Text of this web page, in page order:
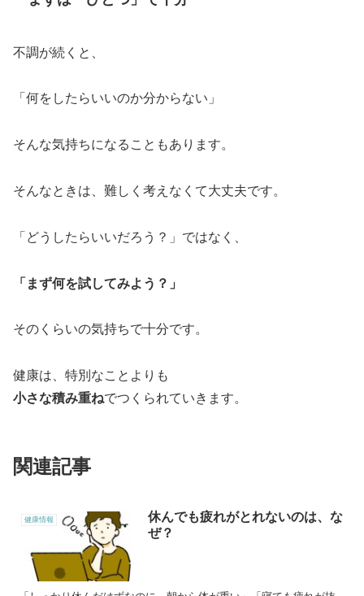
不調が続くと、
「何をしたらいいのか分からない」
そんな気持ちになることもあります。
そんなときは、難しく考えなくて大丈夫です。
「どうしたらいいだろう？」ではなく、
「まず何を試してみよう？」
そのくらいの気持ちで十分です。
健康は、特別なことよりも
小さな積み重ねでつくられていきます。
関連記事
健康情報
休んでも疲れがとれないのは、な
ぜ？